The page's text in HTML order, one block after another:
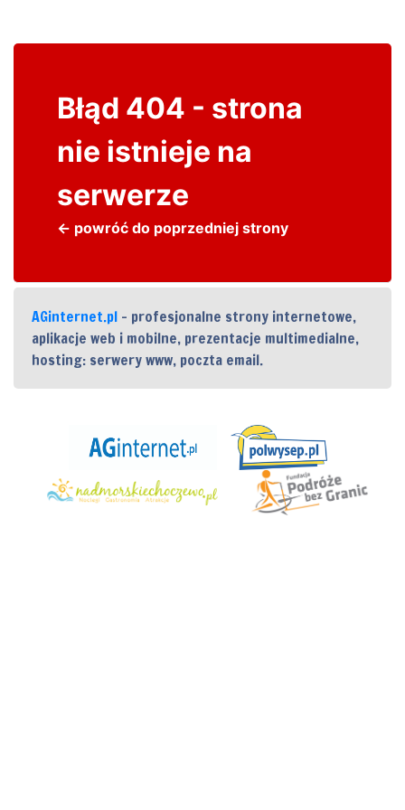
Błąd 404 - strona
nie istnieje na
serwerze
← powróć do poprzedniej strony
AGinternet.pl - profesjonalne strony internetowe,
aplikacje web i mobilne, prezentacje multimedialne,
hosting: serwery www, poczta email.